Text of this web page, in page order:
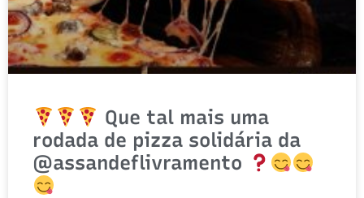
Que tal mais uma
rodada de pizza solidária da
@assandeflivramento